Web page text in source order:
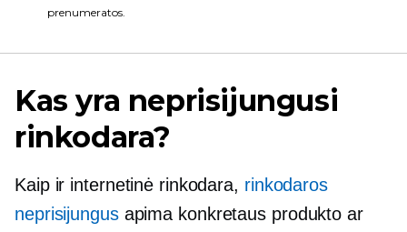
prenumeratos.
Kas yra neprisijungusi
rinkodara?
Kaip ir internetinė rinkodara, rinkodaros
neprisijungusapima konkretaus produkto ar